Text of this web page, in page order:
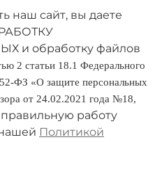
наш сайт, вы даете
и обработку файлов
2 статьи 18.1 Федерального
ФЗ «О защите персональных
от 24.02.2021 года №18,
работу
Политикой